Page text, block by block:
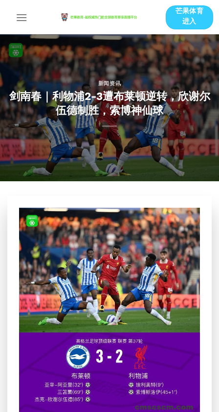
芒果体育
进入
新闻资讯
剑南春｜利物浦2-3遭布莱顿逆转，欣谢尔
伍德制胜，索博神仙球